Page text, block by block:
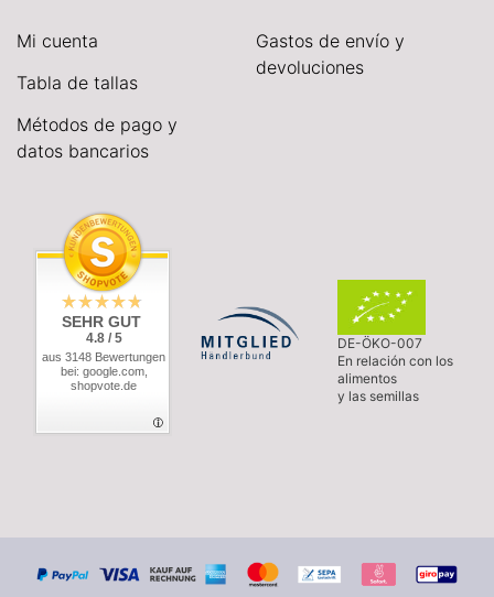
Mi cuenta
Tabla de tallas
Métodos de pago y
datos bancarios
Gastos de envío y
devoluciones
SEHR GUT
4.8 / 5
aus 3148 Bewertungen
bei: google.com,
shopvote.de
DE-ÖKO-007
En relación con los
alimentos
y las semillas